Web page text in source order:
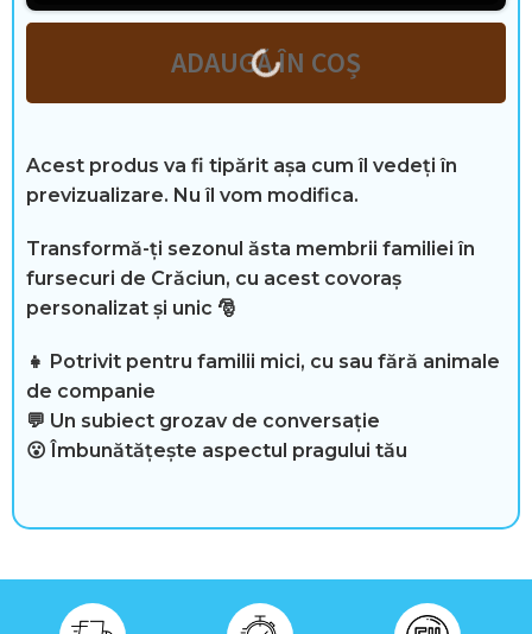
ADAUGĂ ÎN COȘ
Acest produs va fi tipărit așa cum îl vedeți în
previzualizare. Nu îl vom modifica.
Transformă-ți sezonul ăsta membrii familiei în
fursecuri de Crăciun, cu acest covoraș
personalizat și unic 🎅
👧 Potrivit pentru familii mici, cu sau fără animale
de companie
💬 Un subiect grozav de conversație
😮 Îmbunătățește aspectul pragului tău